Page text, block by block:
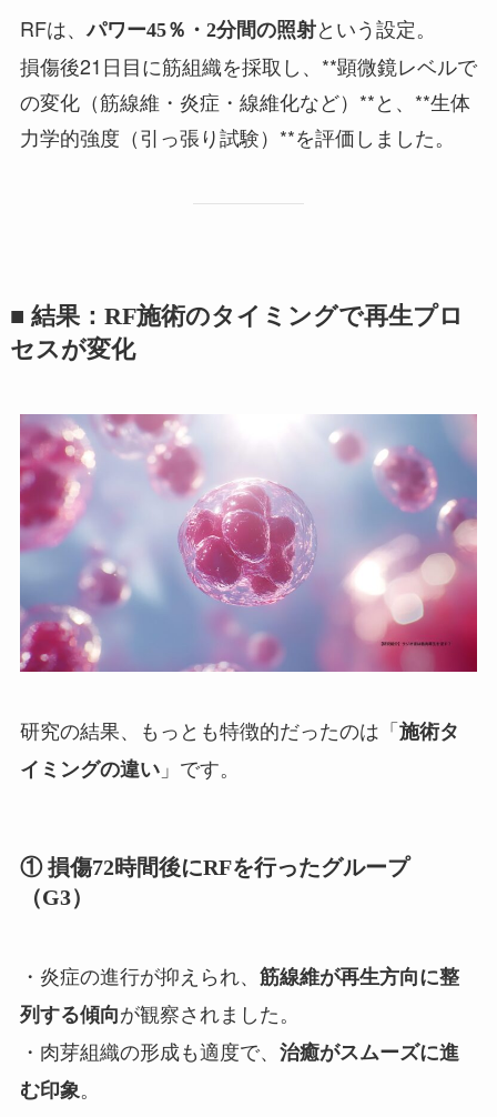
RFは、パワー45％・2分間の照射という設定。
損傷後21日目に筋組織を採取し、**顕微鏡レベルで
の変化（筋線維・炎症・線維化など）**と、**生体
力学的強度（引っ張り試験）**を評価しました。
■ 結果：RF施術のタイミングで再生プロ
セスが変化
研究の結果、もっとも特徴的だったのは「施術タ
イミングの違い」です。
① 損傷72時間後にRFを行ったグループ
（G3）
・炎症の進行が抑えられ、
筋線維が再生方向に整
列する傾向が観察されました。
・肉芽組織の形成も適度で、
治癒がスムーズに進
む印象 。